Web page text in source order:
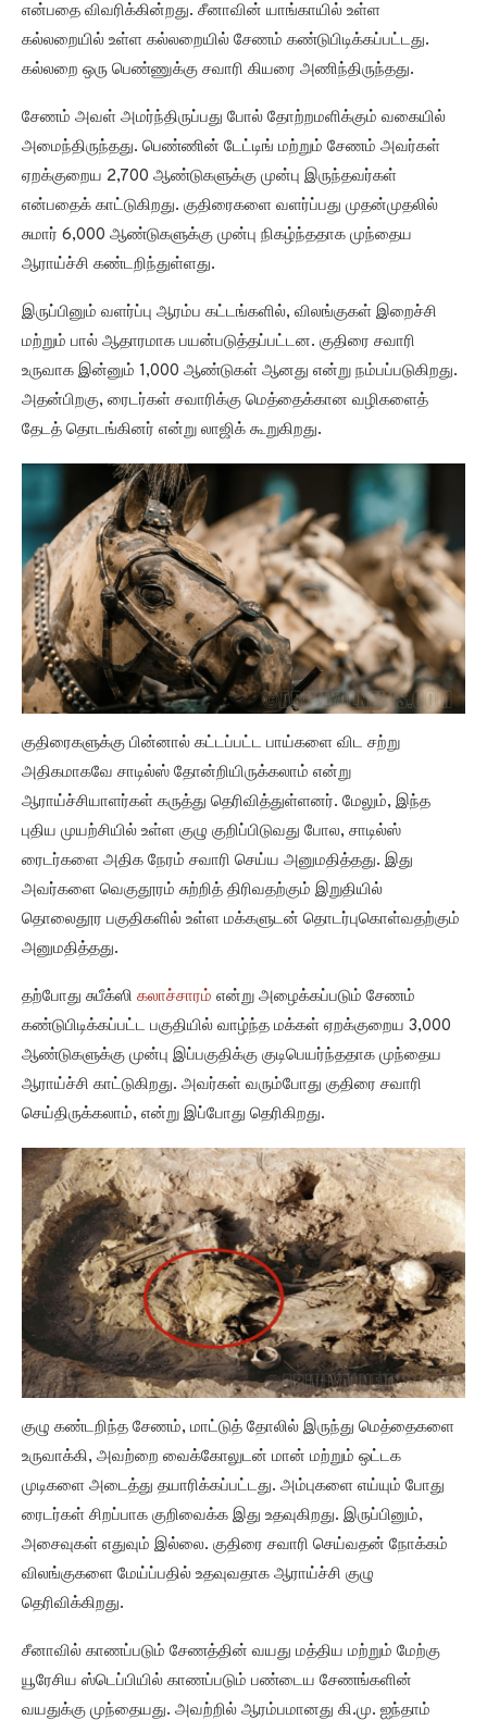
என்பதை விவரிக்கின்றது. சீனாவின் யாங்காயில் உள்ள
கல்லறையில் உள்ள கல்லறையில் சேணம் கண்டுபிடிக்கப்பட்டது.
கல்லறை ஒரு பெண்ணுக்கு சவாரி கியரை அணிந்திருந்தது.
சேணம் அவள் அமர்ந்திருப்பது போல் தோற்றமளிக்கும் வகையில்
அமைந்திருந்தது. பெண்ணின் டேட்டிங் மற்றும் சேணம் அவர்கள்
ஏறக்குறைய 2,700 ஆண்டுகளுக்கு முன்பு இருந்தவர்கள்
என்பதைக் காட்டுகிறது. குதிரைகளை வளர்ப்பது முதன்முதலில்
சுமார் 6,000 ஆண்டுகளுக்கு முன்பு நிகழ்ந்ததாக முந்தைய
ஆராய்ச்சி கண்டறிந்துள்ளது.
இருப்பினும் வளர்ப்பு ஆரம்ப கட்டங்களில், விலங்குகள் இறைச்சி
மற்றும் பால் ஆதாரமாக பயன்படுத்தப்பட்டன. குதிரை சவாரி
உருவாக இன்னும் 1,000 ஆண்டுகள் ஆனது என்று நம்பப்படுகிறது.
அதன்பிறகு, ரைடர்கள் சவாரிக்கு மெத்தைக்கான வழிகளைத்
தேடத் தொடங்கினர் என்று லாஜிக் கூறுகிறது.
குதிரைகளுக்கு பின்னால் கட்டப்பட்ட பாய்களை விட சற்று
அதிகமாகவே சாடில்ஸ் தோன்றியிருக்கலாம் என்று
ஆராய்ச்சியாளர்கள் கருத்து தெரிவித்துள்ளனர். மேலும், இந்த
புதிய முயற்சியில் உள்ள குழு குறிப்பிடுவது போல, சாடில்ஸ்
ரைடர்களை அதிக நேரம் சவாரி செய்ய அனுமதித்தது. இது
அவர்களை வெகுதூரம் சுற்றித் திரிவதற்கும் இறுதியில்
தொலைதூர பகுதிகளில் உள்ள மக்களுடன் தொடர்புகொள்வதற்கும்
அனுமதித்தது.
தற்போது சுபீக்ஸி கலாச்சாரம் என்று அழைக்கப்படும் சேணம்
கண்டுபிடிக்கப்பட்ட பகுதியில் வாழ்ந்த மக்கள் ஏறக்குறைய 3,000
ஆண்டுகளுக்கு முன்பு இப்பகுதிக்கு குடிபெயர்ந்ததாக முந்தைய
ஆராய்ச்சி காட்டுகிறது. அவர்கள் வரும்போது குதிரை சவாரி
செய்திருக்கலாம், என்று இப்போது தெரிகிறது.
குழு கண்டறிந்த சேணம், மாட்டுத் தோலில் இருந்து மெத்தைகளை
உருவாக்கி, அவற்றை வைக்கோலுடன் மான் மற்றும் ஒட்டக
முடிகளை அடைத்து தயாரிக்கப்பட்டது. அம்புகளை எய்யும் போது
ரைடர்கள் சிறப்பாக குறிவைக்க இது உதவுகிறது. இருப்பினும்,
அசைவுகள் எதுவும் இல்லை. குதிரை சவாரி செய்வதன் நோக்கம்
விலங்குகளை மேய்ப்பதில் உதவுவதாக ஆராய்ச்சி குழு
தெரிவிக்கிறது.
சீனாவில் காணப்படும் சேணத்தின் வயது மத்திய மற்றும் மேற்கு
யூரேசிய ஸ்டெப்பியில் காணப்படும் பண்டைய சேணங்களின்
வயதுக்கு முந்தையது. அவற்றில் ஆரம்பமானது கி.மு. ஐந்தாம்